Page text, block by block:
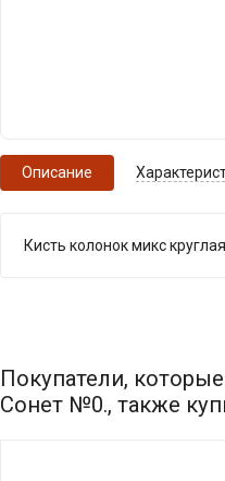
Описание
Кисть колонок микс
Покупатели,
Сонет №0., также